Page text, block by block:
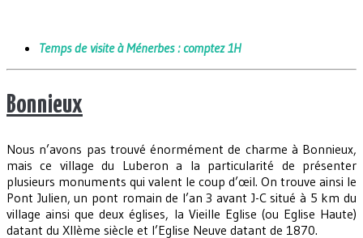
Temps de visite à Ménerbes : comptez 1H
Bonnieux
Nous n’avons pas trouvé énormément de charme à Bonnieux,
mais ce village du Luberon a la particularité de présenter
plusieurs monuments qui valent le coup d’œil. On trouve ainsi le
Pont Julien, un pont romain de l’an 3 avant J-C situé à 5 km du
village ainsi que deux églises, la Vieille Eglise (ou Eglise Haute)
datant du XIIème siècle et l’Eglise Neuve datant de 1870.